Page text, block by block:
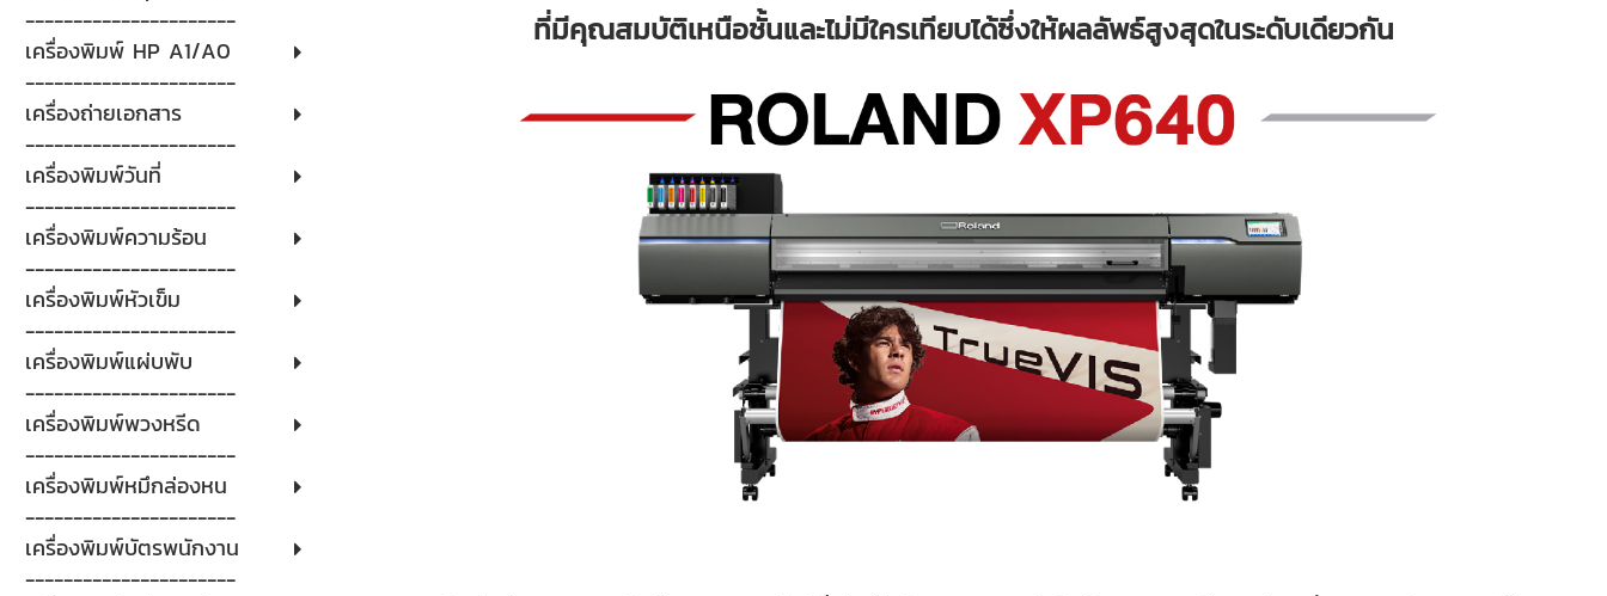
----------------------
เครื่องพิมพ์ HP A1/A0
----------------------
เครื่องถ่ายเอกสาร
----------------------
เครื่องพิมพ์วันที่
----------------------
เครื่องพิมพ์ความร้อน
----------------------
เครื่องพิมพ์หัวเข็ม
----------------------
เครื่องพิมพ์แผ่บพับ
----------------------
เครื่องพิมพ์พวงหรีด
----------------------
เครื่องพิมพ์หมึกล่องหน
----------------------
เครื่องพิมพ์บัตรพนักงาน
----------------------
ที่มีคุณสมบัติเหนือชั้นและไม่มีใครเทียบได้ซึ่งให้ผลลัพธ์สูงสุดในระดับเดียวกัน